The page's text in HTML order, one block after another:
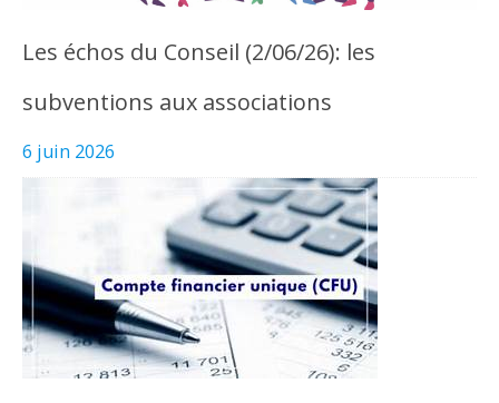
Les échos du Conseil (2/06/26): les
subventions aux associations
6 juin 2026